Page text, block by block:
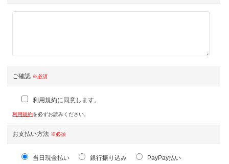
ご確認 ※必須
利用規約に同意します。
利用規約を必ずお読みください。
お支払い方法 ※必須
当日現金払い 銀行振り込み
PayPay払い